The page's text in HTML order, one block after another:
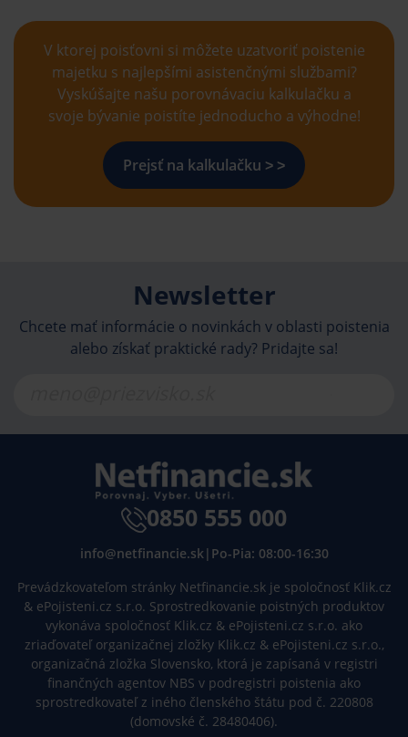
V ktorej poisťovni si môžete uzatvoriť poistenie
majetku s najlepšími asistenčnými službami?
Vyskúšajte našu porovnávaciu kalkulačku a
svoje bývanie poistíte jednoducho a výhodne!
Prejsť na kalkulačku ˃ ˃
Newsletter
Chcete mať informácie o novinkách v oblasti poistenia
alebo získať praktické rady? Pridajte sa!
0850 555 000
info@netfinancie.sk| Po-Pia: 08:00-16:30
Prevádzkovateľom stránky Netfinancie.sk je spoločnosť Klik.cz
& ePojisteni.cz s.r.o. Sprostredkovanie poistných produktov
vykonáva spoločnosť Klik.cz & ePojisteni.cz s.r.o. ako
zriaďovateľ organizačnej zložky Klik.cz & ePojisteni.cz s.r.o.,
organizačná zložka Slovensko, ktorá je zapísaná v registri
finančných agentov NBS v podregistri poistenia ako
sprostredkovateľ z iného členského štátu pod č. 220808
(domovské č. 28480406).